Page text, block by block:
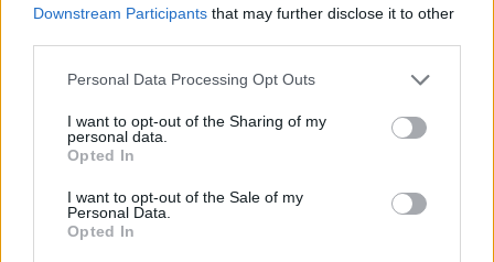
Downstream Participants that may further disclose it to other
Please note that this website/app uses one or more Google
not limited to your visit or usage behaviour. You may click to
grant or deny consent to Google and its third-party tags to
use your data for below specified purposes in below Google
consent section.
Personal Data Processing Opt Outs
I want to opt-out of the Sharing of my
personal data.
Opted In
I want to opt-out of the Sale of my
Personal Data.
Opted In
hiihtäjää, niin huippuhiihtäjiä 32 eri tallissa
kuin lajin harrastajiakin. Ja reittien varrella on
ollut yli 200 000 katsojaa paikan päällä
kannustamassa hiihtäjiä.
– Luvut yläpuolella osoittavat, että Swix Ski